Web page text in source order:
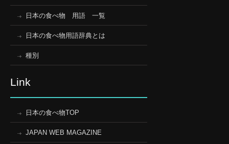
日本の食べ物 用語 一覧
日本の食べ物用語辞典とは
種別
Link
日本の食べ物TOP
JAPAN WEB MAGAZINE